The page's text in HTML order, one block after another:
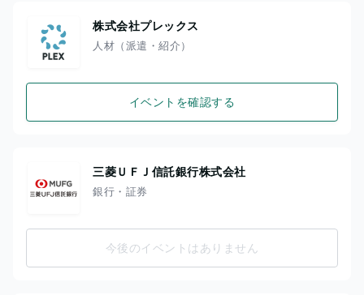
株式会社プレックス
人材（派遣・紹介）
イベントを確認する
三菱ＵＦＪ信託銀行株式会社
銀行・証券
今後のイベントはありません